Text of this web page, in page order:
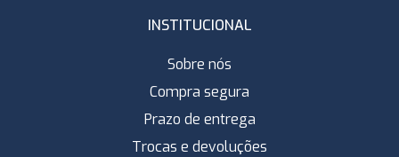
INSTITUCIONAL
Sobre nós
Compra segura
Prazo de entrega
Trocas e devoluções